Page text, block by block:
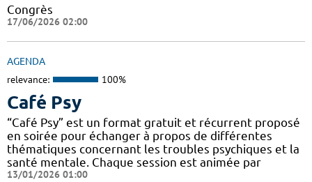
Congrès
17/06/2026 02:00
AGENDA
relevance: 100%
Café Psy
“Café Psy” est un format gratuit et récurrent proposé
en soirée pour échanger à propos de différentes
thématiques concernant les troubles psychiques et la
santé mentale. Chaque session est animée par
13/01/2026 01:00